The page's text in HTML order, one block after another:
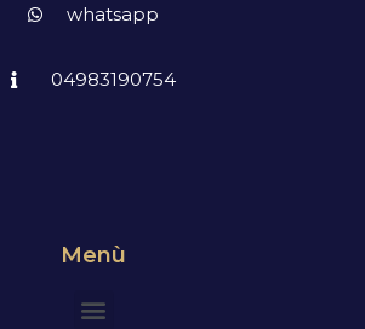
whatsapp
04983190754
Menù